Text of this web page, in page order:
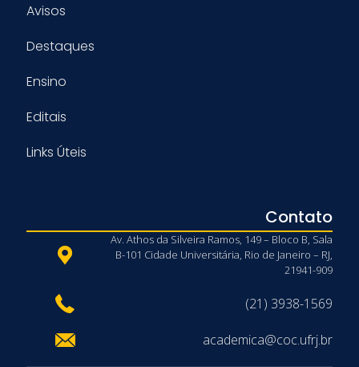
Avisos
Destaques
Ensino
Editais
Links Úteis
Contato
Av. Athos da Silveira Ramos, 149 – Bloco B, Sala
B-101 Cidade Universitária, Rio de Janeiro – RJ,
21941-909
(21) 3938-1569
academica@coc.ufrj.br